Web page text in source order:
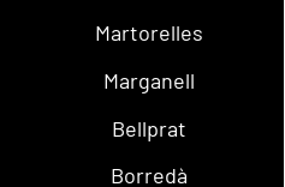
Martorelles
Marganell
Bellprat
Borredà